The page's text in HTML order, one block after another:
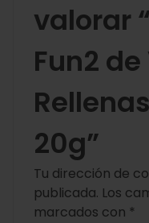
valorar
Fun2
20g”
Tu dirección de
publicada. Los
marcados con *